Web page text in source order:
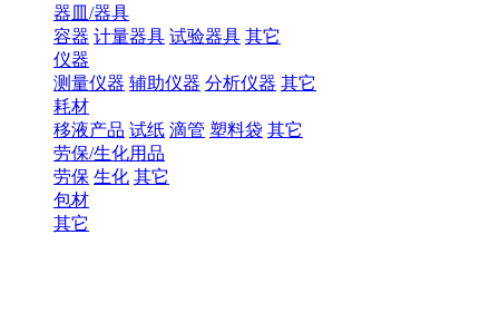
器皿/器具
容器 计量器具 试验器具 其它
仪器
测量仪器 辅助仪器 分析仪器 其它
耗材
移液产品 试纸 滴管 塑料袋 其它
劳保/生化用品
劳保 生化 其它
包材
其它